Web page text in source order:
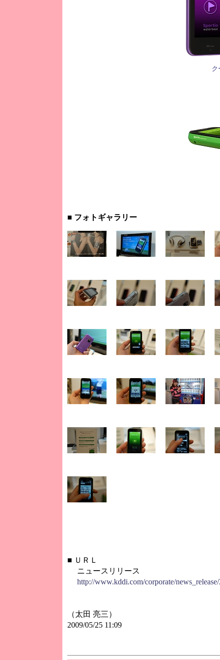
ク
■ フォトギャラリー
■ ＵＲＬ
ニュースリリース
http://www.kddi.com/corporate/
（太田 亮三）
2009/05/25 11:09